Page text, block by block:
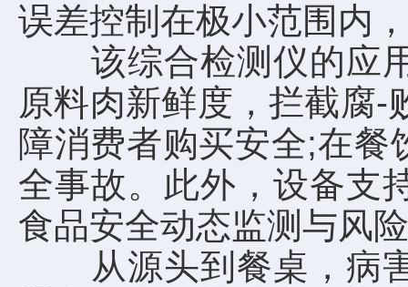
误差控制在极小范围内
该综合检测仪的应用
原料肉新鲜度，拦截腐-
障消费者购买安全;在
全事故。此外，设备支
食品安全动态监测与风
从源头到餐桌，病害